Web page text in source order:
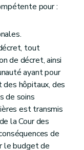
pour :
tout
de décret, ainsi
ayant pour
hôpitaux, des
de soins
est transmis
la Cour des
de
le budget de